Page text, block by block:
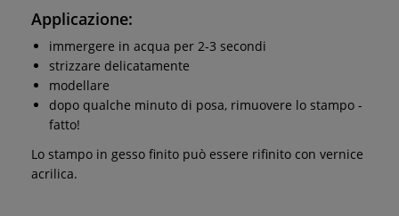
Applicazione:
immergere in acqua per 2-3 secondi
strizzare delicatamente
modellare
dopo qualche minuto di posa, rimuovere lo stampo -
fatto!
Lo stampo in gesso finito può essere rifinito con vernice
acrilica.